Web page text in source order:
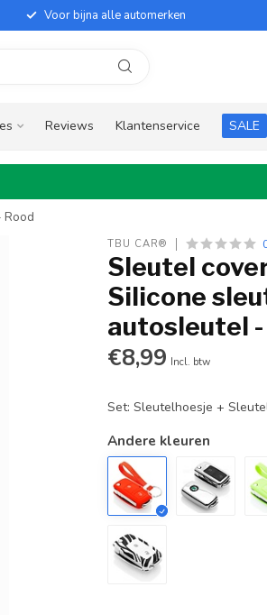
Voor bijna alle automerken
Reviews Klantenservice SALE
Rood
TBU CAR®
Sleutel
Silicone
autosleutel -
€8,99 Incl. btw
Set: Sleutelhoesje +
Andere kleuren